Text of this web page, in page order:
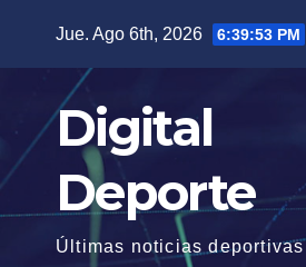
contenido
Jue. Ago 6th, 2026 6:39:53 PM
Digital
Deporte
Últimas noticias deportivas